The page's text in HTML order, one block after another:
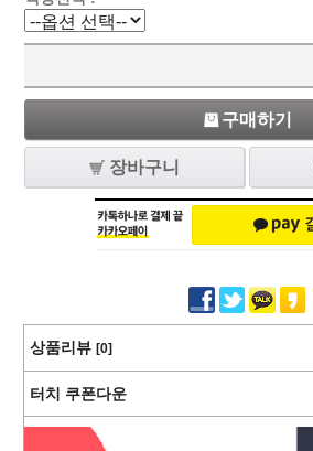
구매하기
장바구니
상품리뷰 [0]
터치 쿠폰다운